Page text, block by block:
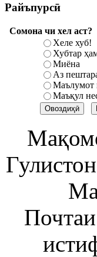
Райъпурсӣ
Сомона чи хел аст?
Хеле хуб!
Хубтар
Миёна
Аз
Маълумот
Маъқул